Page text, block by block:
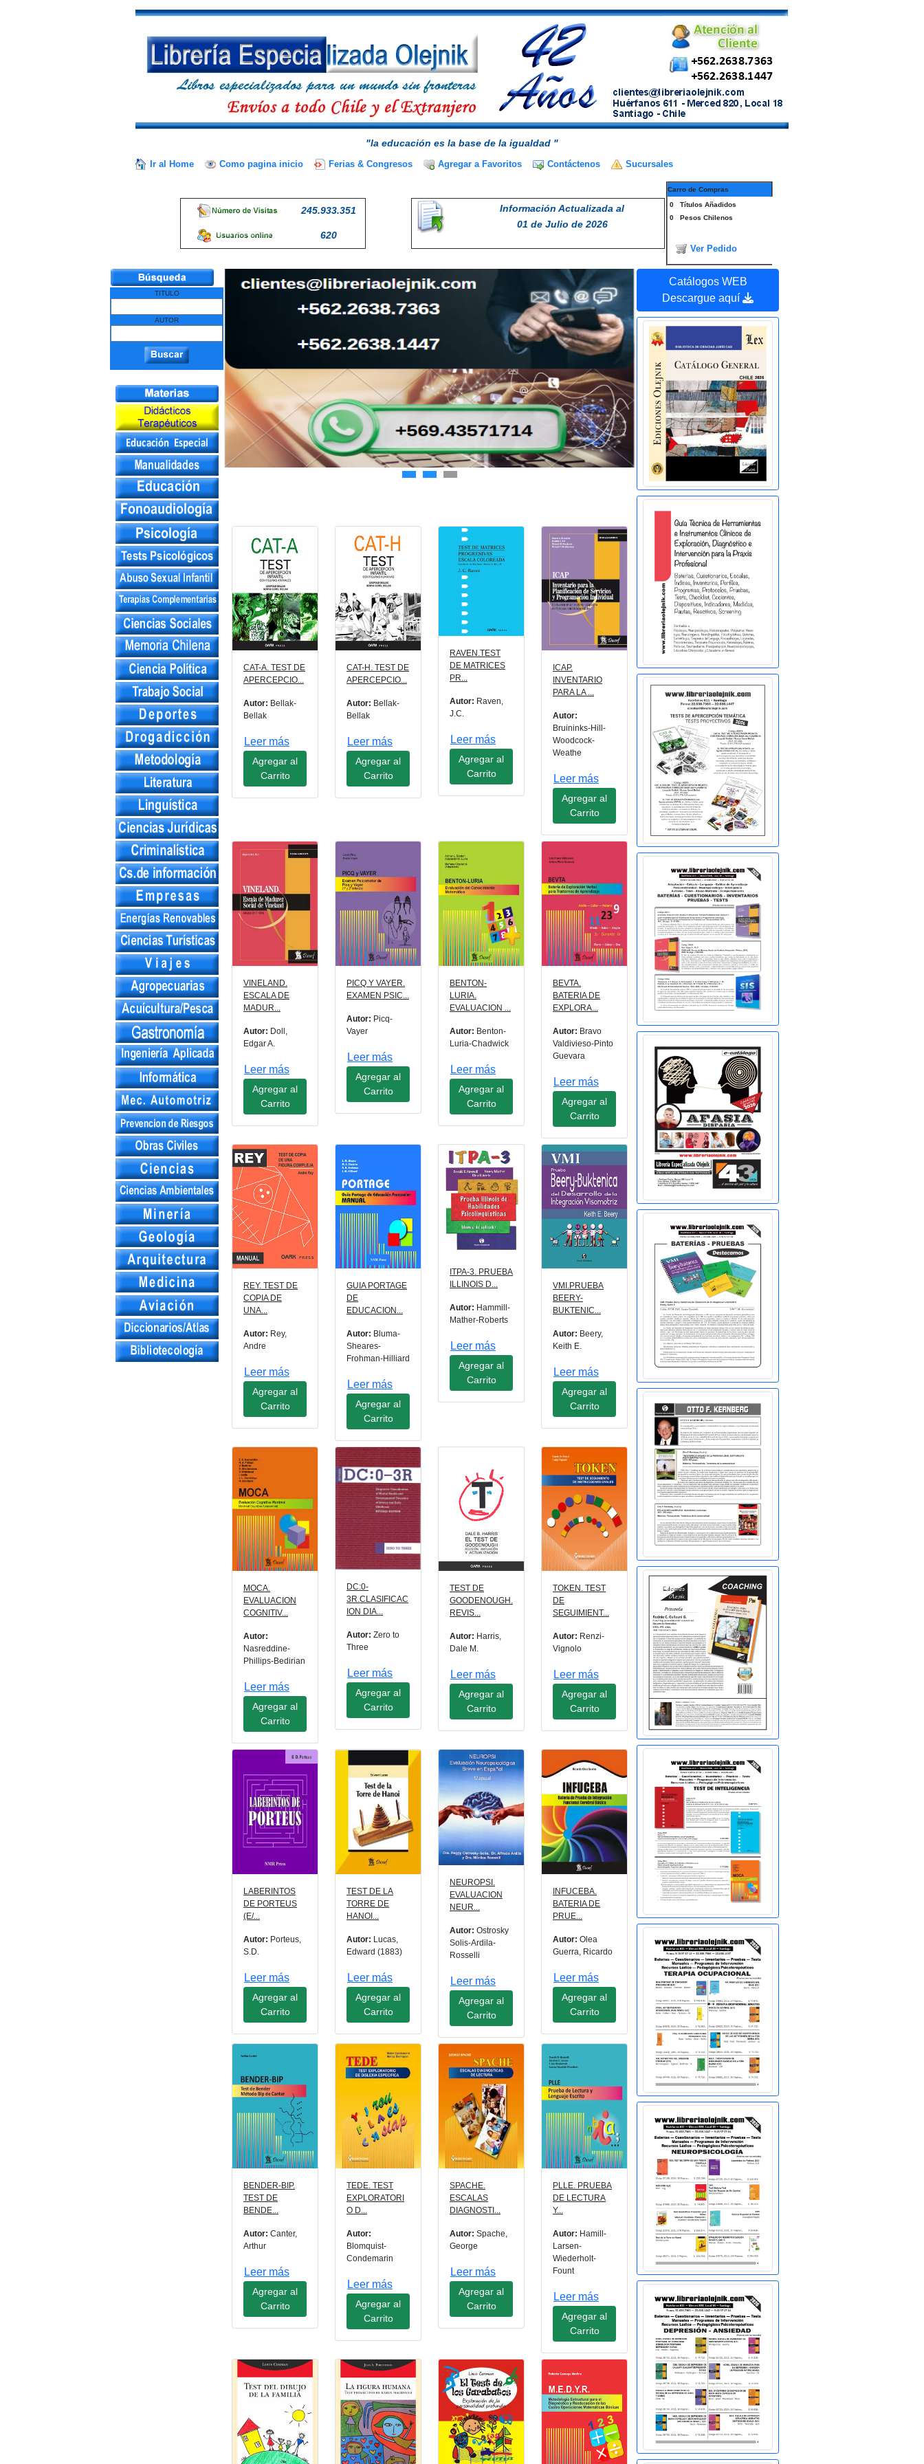
"la educación es la base de la igualdad "
Ir al Home Como pagina inicio Ferias & Congresos Agregar a Favoritos Contáctenos Sucursales
245.933.351
620
Información Actualizada al
01 de Julio de 2026
Carro de Compras
0 Títulos Añadidos
0 Pesos Chilenos
Ver Pedido
TITULO
AUTOR
Catálogos WEB
Descargue aquí
CAT-A. TEST DE
APERCEPCIO...
Autor: Bellak-
Bellak
Leer más
Agregar al
Carrito
CAT-H. TEST DE
APERCEPCIO...
Autor: Bellak-
Bellak
Leer más
Agregar al
Carrito
RAVEN.TEST
DE MATRICES
PR...
Autor: Raven,
J.C.
Leer más
Agregar al
Carrito
ICAP.
INVENTARIO
PARA LA ...
Autor:
Bruininks-Hill-
Woodcock-
Weathe
Leer más
Agregar al
Carrito
VINELAND.
ESCALA DE
MADUR...
Autor: Doll,
Edgar A.
Leer más
Agregar al
Carrito
PICQ Y VAYER.
EXAMEN PSIC...
Autor: Picq-
Vayer
Leer más
Agregar al
Carrito
BENTON-
LURIA.
EVALUACION ...
Autor: Benton-
Luria-Chadwick
Leer más
Agregar al
Carrito
BEVTA.
BATERIA DE
EXPLORA...
Autor: Bravo
Valdivieso-Pinto
Guevara
Leer más
Agregar al
Carrito
REY. TEST DE
COPIA DE
UNA...
Autor: Rey,
Andre
Leer más
Agregar al
Carrito
GUIA PORTAGE
DE
EDUCACION...
Autor: Bluma-
Sheares-
Frohman-Hilliard
Leer más
Agregar al
Carrito
ITPA-3. PRUEBA
ILLINOIS D...
Autor: Hammill-
Mather-Roberts
Leer más
Agregar al
Carrito
VMI.PRUEBA
BEERY-
BUKTENIC...
Autor: Beery,
Keith E.
Leer más
Agregar al
Carrito
MOCA.
EVALUACION
COGNITIV...
Autor:
Nasreddine-
Phillips-Bedirian
Leer más
Agregar al
Carrito
DC:0-
3R.CLASIFICAC
ION DIA...
Autor: Zero to
Three
Leer más
Agregar al
Carrito
TEST DE
GOODENOUGH.
REVIS...
Autor: Harris,
Dale M.
Leer más
Agregar al
Carrito
TOKEN. TEST
DE
SEGUIMIENT...
Autor: Renzi-
Vignolo
Leer más
Agregar al
Carrito
LABERINTOS
DE PORTEUS
(E/...
Autor: Porteus,
S.D.
Leer más
Agregar al
Carrito
TEST DE LA
TORRE DE
HANOI...
Autor: Lucas,
Edward (1883)
Leer más
Agregar al
Carrito
NEUROPSI.
EVALUACION
NEUR...
Autor: Ostrosky
Solis-Ardila-
Rosselli
Leer más
Agregar al
Carrito
INFUCEBA.
BATERIA DE
PRUE...
Autor: Olea
Guerra, Ricardo
Leer más
Agregar al
Carrito
BENDER-BIP.
TEST DE
BENDE...
Autor: Canter,
Arthur
Leer más
Agregar al
Carrito
TEDE. TEST
EXPLORATORI
O D...
Autor:
Blomquist-
Condemarin
Leer más
Agregar al
Carrito
SPACHE.
ESCALAS
DIAGNOSTI...
Autor: Spache,
George
Leer más
Agregar al
Carrito
PLLE. PRUEBA
DE LECTURA
Y...
Autor: Hamill-
Larsen-
Wiederholt-
Fount
Leer más
Agregar al
Carrito